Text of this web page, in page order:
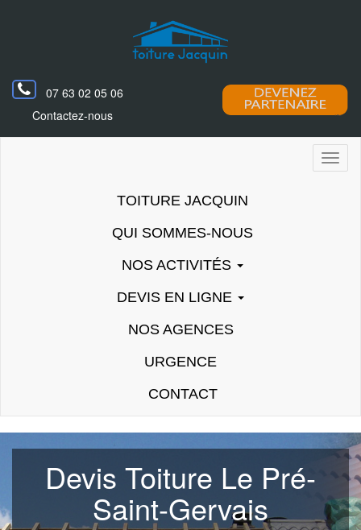
07 63 02 05 06
Contactez-nous
TOITURE JACQUIN
QUI SOMMES-NOUS
NOS ACTIVITÉS
DEVIS EN LIGNE
NOS AGENCES
URGENCE
CONTACT
Devis Toiture Le Pré-
Saint-Gervais